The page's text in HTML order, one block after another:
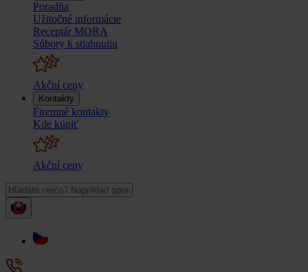
Poradňa
Užitočné informácie
Receptár MORA
Súbory k stiahnutiu
Akční ceny
Kontakty
Firemné kontakty
Kde kúpiť
Akční ceny